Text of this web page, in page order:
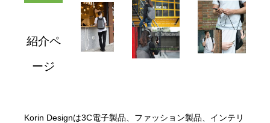
紹介ペ
ージ
Korin Designは3C電子製品、ファッション製品、インテリ